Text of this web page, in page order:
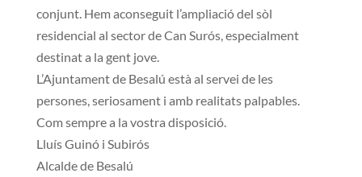
conjunt. Hem aconseguit l’ampliació del sòl
residencial al sector de Can Surós, especialment
destinat a la gent jove.
L’Ajuntament de Besalú està al servei de les
persones, seriosament i amb realitats palpables.
Com sempre a la vostra disposició.
Lluís Guinó i Subirós
Alcalde de Besalú